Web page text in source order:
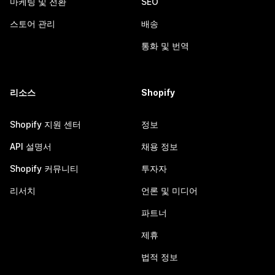
스토어 관리 배송
통화 및 번역
리소스
Shopify 지원 센터
API 설명서
Shopify 커뮤니티
리서치
Shopify
정보
채용 정보
투자자
언론 및 미디어
파트너
제휴
법적 정보